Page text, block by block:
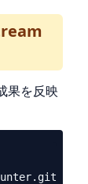
果を反映